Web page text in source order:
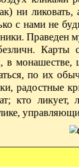
ни
с нами не
Праведен
в монашестве,
по их
радостные
кто ликует,